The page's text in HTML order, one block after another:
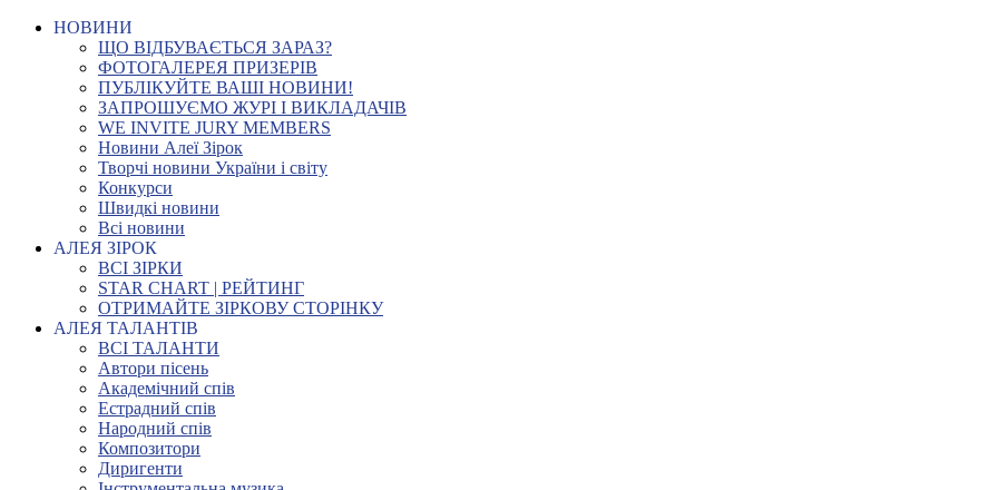
НОВИНИ
ЩО ВІДБУВАЄТЬСЯ ЗАРАЗ?
ФОТОГАЛЕРЕЯ ПРИЗЕРІВ
ПУБЛІКУЙТЕ ВАШІ НОВИНИ!
ЗАПРОШУЄМО ЖУРІ І ВИКЛАДАЧІВ
WE INVITE JURY MEMBERS
Новини Алеї Зірок
Творчі новини України і світу
Конкурси
Швидкі новини
Всі новини
АЛЕЯ ЗІРОК
ВСІ ЗІРКИ
STAR CHART | РЕЙТИНГ
ОТРИМАЙТЕ ЗІРКОВУ СТОРІНКУ
АЛЕЯ ТАЛАНТІВ
ВСІ ТАЛАНТИ
Автори пісень
Академічний спів
Естрадний спів
Народний спів
Композитори
Диригенти